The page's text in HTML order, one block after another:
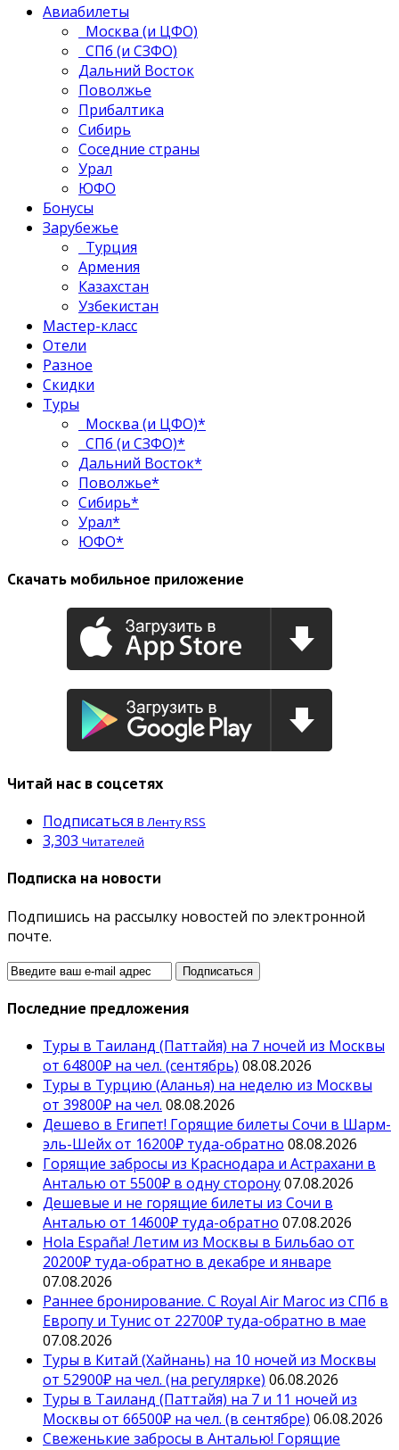
Авиабилеты
Москва (и ЦФО)
СПб (и СЗФО)
Дальний Восток
Поволжье
Прибалтика
Сибирь
Соседние страны
Урал
ЮФО
Бонусы
Зарубежье
Турция
Армения
Казахстан
Узбекистан
Мастер-класс
Отели
Разное
Скидки
Туры
Москва (и ЦФО)*
СПб (и СЗФО)*
Дальний Восток*
Поволжье*
Сибирь*
Урал*
ЮФО*
Скачать мобильное приложение
Читай нас в соцсетях
Подписаться В Ленту RSS
3,303 Читателей
Подписка на новости
Подпишись на рассылку новостей по электронной
почте.
Последние предложения
Туры в Таиланд (Паттайя) на 7 ночей из Москвы
от 64800₽ на чел. (сентябрь) 08.08.2026
Туры в Турцию (Аланья) на неделю из Москвы
от 39800₽ на чел. 08.08.2026
Дешево в Египет! Горящие билеты Сочи в Шарм-
эль-Шейх от 16200₽ туда-обратно 08.08.2026
Горящие забросы из Краснодара и Астрахани в
Анталью от 5500₽ в одну сторону07.08.2026
Дешевые и не горящие билеты из Сочи в
Анталью от 14600₽ туда-обратно 07.08.2026
Hola España! Летим из Москвы в Бильбао от
20200₽ туда-обратно в декабре и январе
07.08.2026
Раннее бронирование. С Royal Air Maroc из СПб в
Европу и Тунис от 22700₽ туда-обратно в мае
07.08.2026
Туры в Китай (Хайнань) на 10 ночей из Москвы
от 52900₽ на чел. (на регулярке) 06.08.2026
Туры в Таиланд (Паттайя) на 7 и 11 ночей из
Москвы от 66500₽ на чел. (в сентябре) 06.08.2026
Свеженькие забросы в Анталью! Горящие